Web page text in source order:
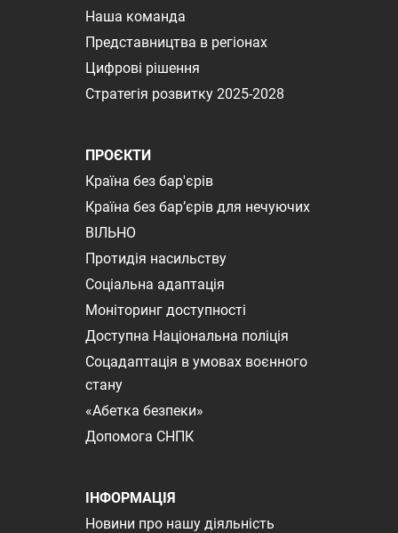
Наша команда
Представництва в регіонах
Цифрові рішення
Стратегія розвитку 2025-2028
ПРОЄКТИ
Країна без бар'єрів
Країна без бар’єрів для нечуючих
ВІЛЬНО
Протидія насильству
Соціальна адаптація
Моніторинг доступності
Доступна Національна поліція
Соцадаптація в умовах воєнного
стану
«Абетка безпеки»
Допомога СНПК
ІНФОРМАЦІЯ
Новини про нашу діяльність